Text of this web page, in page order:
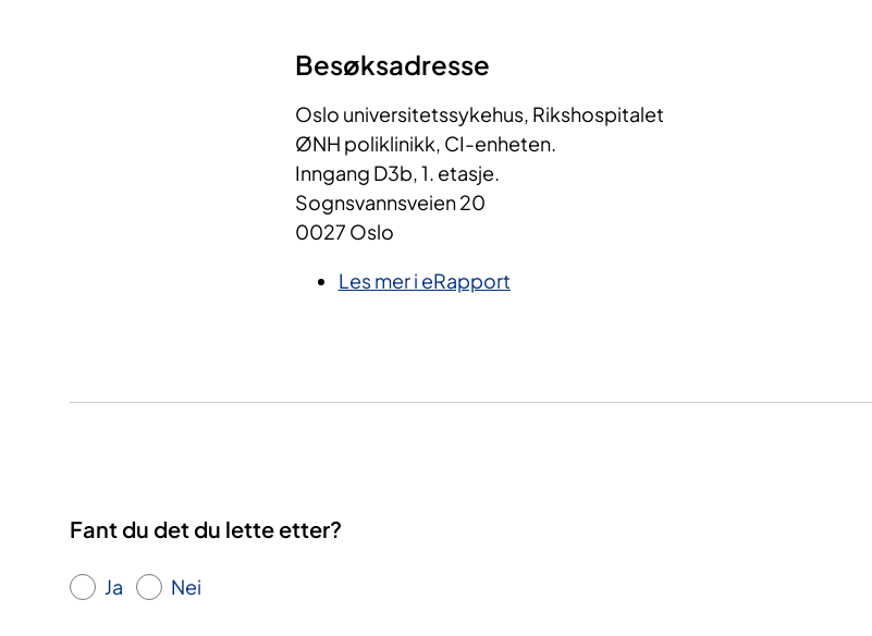
Besøks​​adresse
Oslo universitetssykehus, Rikshospitalet
ØNH poliklinikk, CI-enheten.
Inngang D3b, 1. etasje.
Sognsvannsveien 20
0027 Oslo
Les mer i eRapport
Fant du det du lette etter?
Ja Nei